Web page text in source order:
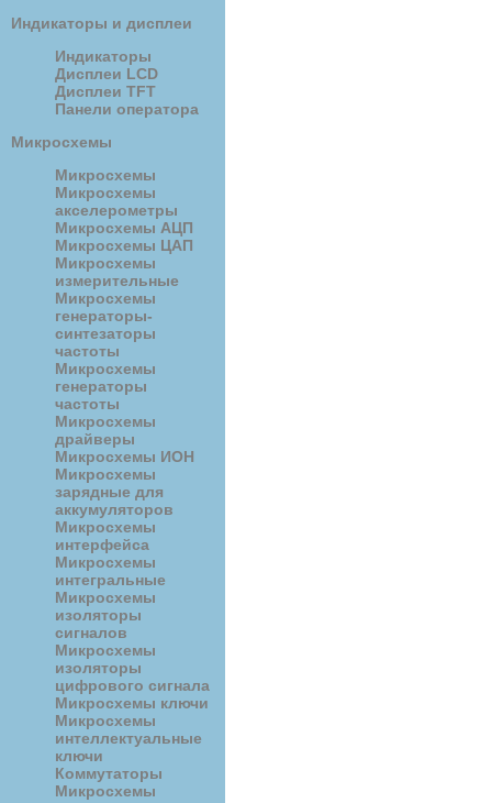
Индикаторы и дисплеи
Индикаторы
Дисплеи LCD
Дисплеи TFT
Панели оператора
Микросхемы
Микросхемы
Микросхемы
акселерометры
Микросхемы АЦП
Микросхемы ЦАП
Микросхемы
измерительные
Микросхемы
генераторы-
синтезаторы
частоты
Микросхемы
генераторы
частоты
Микросхемы
драйверы
Микросхемы ИОН
Микросхемы
зарядные для
аккумуляторов
Микросхемы
интерфейса
Микросхемы
интегральные
Микросхемы
изоляторы
сигналов
Микросхемы
изоляторы
цифрового сигнала
Микросхемы ключи
Микросхемы
интеллектуальные
ключи
Коммутаторы
Микросхемы